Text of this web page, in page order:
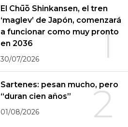
1
El Chūō Shinkansen, el tren
‘maglev’ de Japón, comenzará
a funcionar como muy pronto
en 2036
30/07/2026
2
Sartenes: pesan mucho, pero
“duran cien años”
01/08/2026